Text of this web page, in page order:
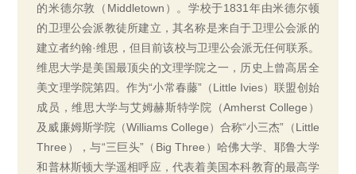
的米德尔敦（Middletown）。学校于1831年由米德尔顿
的卫理公会派教徒所建立，其名称是来自于卫理公会派的
建立者约翰·维思，但目前该校与卫理公会派无任何联系。
维思大学是美国最顶尖的文理学院之一，历史上曾高居全
美文理学院第四。作为“小常春藤”（Little Ivies）联盟创始
成员，维思大学与艾姆赫斯特学院（Amherst College）
及威廉姆斯学院（Williams College）合称“小三杰”（Little
Three），与“三巨头”（Big Three）哈佛大学、耶鲁大学
和普林斯顿大学遥相呼应，代表着美国本科教育的最高学